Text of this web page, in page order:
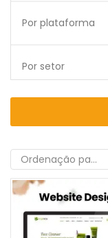
Por plataforma
Por setor